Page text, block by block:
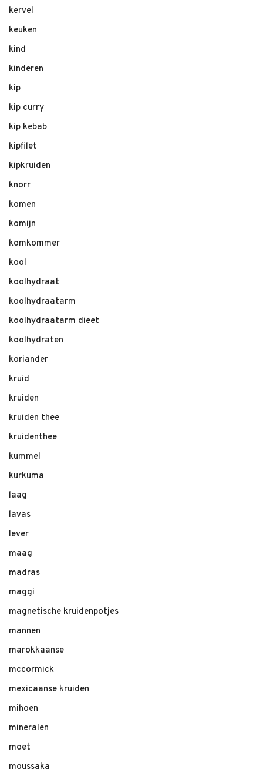
kervel
keuken
kind
kinderen
kip
kip curry
kip kebab
kipfilet
kipkruiden
knorr
komen
komijn
komkommer
kool
koolhydraat
koolhydraatarm
koolhydraatarm dieet
koolhydraten
koriander
kruid
kruiden
kruiden thee
kruidenthee
kummel
kurkuma
laag
lavas
lever
maag
madras
maggi
magnetische kruidenpotjes
mannen
marokkaanse
mccormick
mexicaanse kruiden
mihoen
mineralen
moet
moussaka